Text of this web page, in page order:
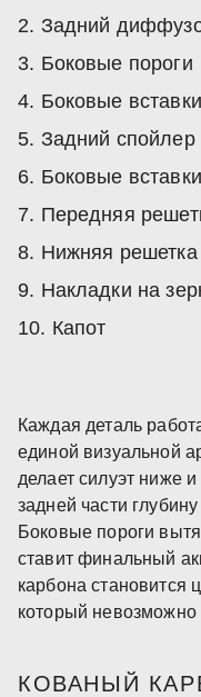
Задний
Боковые пороги
Боковые
Задний спойлер
Боковые
Передняя
Нижняя решетка
Накладки на
Капот
Каждая деталь
единой визуальной
делает силуэт ниже
задней части
Боковые пороги
ставит финальный
карбона становится
который невозможно
КОВАНЫЙ